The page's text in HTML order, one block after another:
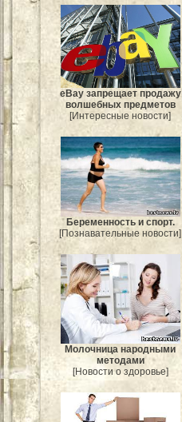
eBay запрещает продажу
волшебных предметов
[Интересные новости]
Беременность и спорт.
[Познавательные новости]
Молочница народными
методами
[Новости о здоровье]